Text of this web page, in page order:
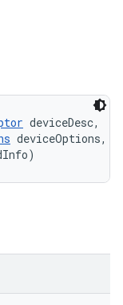
deviceDesc,
deviceOptions,